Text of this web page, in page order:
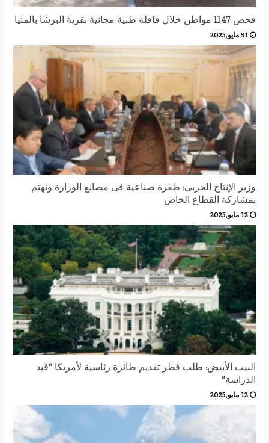
فحص 1147 مواطن خلال قافلة طبية مجانية بقرية البرشا بالمنيا
31 مايو,2025
وزير الإنتاج الحربى: طفرة صناعية فى مصانع الوزارة ونهتم
بمشاركة القطاع الخاص
12 مايو,2025
البيت الأبيض: طلب قطر تقديم طائرة رئاسية لأمريكا “قيد
الدراسة”
12 مايو,2025